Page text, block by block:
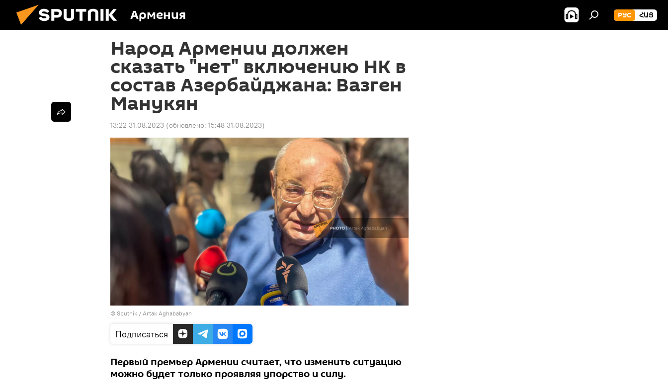
Армения РУС ՀԱՅ
Народ Армении должен
сказать "нет" включению НК в
состав Азербайджана: Вазген
Манукян
13:22 31.08.2023 (обновлено: 15:48 31.08.2023)
© Sputnik / Artak Aghababyan
Подписаться
Первый премьер Армении считает, что изменить ситуацию
можно будет только проявляя упорство и силу.